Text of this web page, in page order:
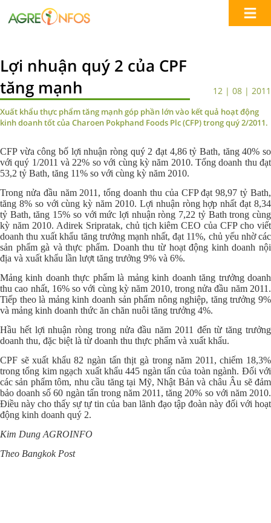
Lợi nhuận quý 2 của CPF
tăng mạnh
12 | 08 | 2011
Xuất khẩu thực phẩm tăng mạnh góp phần lớn vào kết quả hoạt động
kinh doanh tốt của Charoen Pokphand Foods Plc (CFP) trong quý 2/2011.
CFP vừa công bố lợi nhuận ròng quý 2 đạt 4,86 tỷ Bath, tăng 40% so
với quý 1/2011 và 22% so với cùng kỳ năm 2010. Tổng doanh thu đạt
53,2 tỷ Bath, tăng 11% so với cùng kỳ năm 2010.
Trong nửa đầu năm 2011, tổng doanh thu của CFP đạt 98,97 tỷ Bath,
tăng 8% so với cùng kỳ năm 2010. Lợi nhuận ròng hợp nhất đạt 8,34
tỷ Bath, tăng 15% so với mức lợi nhuận ròng 7,22 tỷ Bath trong cùng
kỳ năm 2010. Adirek Sripratak, chủ tịch kiêm CEO của CFP cho viết
doanh thu xuất khẩu tăng trưởng mạnh nhất, đạt 11%, chủ yếu nhờ các
sản phẩm gà và thực phẩm. Doanh thu từ hoạt động kinh doanh nội
địa và xuất khẩu lần lượt tăng trưởng 9% và 6%.
Mảng kinh doanh thực phẩm là mảng kinh doanh tăng trưởng doanh
thu cao nhất, 16% so với cùng kỳ năm 2010, trong nửa đầu năm 2011.
Tiếp theo là mảng kinh doanh sản phẩm nông nghiệp, tăng trưởng 9%
và mảng kinh doanh thức ăn chăn nuôi tăng trưởng 4%.
Hầu hết lợi nhuận ròng trong nửa đầu năm 2011 đến từ tăng trưởng
doanh thu, đặc biệt là từ doanh thu thực phẩm và xuất khẩu.
CPF sẽ xuất khẩu 82 ngàn tấn thịt gà trong năm 2011, chiếm 18,3%
trong tổng kim ngạch xuất khẩu 445 ngàn tấn của toàn ngành. Đối với
các sản phẩm tôm, nhu cầu tăng tại Mỹ, Nhật Bản và châu Âu sẽ đảm
bảo doanh số 60 ngàn tấn trong năm 2011, tăng 20% so với năm 2010.
Điều này cho thấy sự tự tin của ban lãnh đạo tập đoàn này đối với hoạt
động kinh doanh quý 2.
Kim Dung AGROINFO
Theo Bangkok Post